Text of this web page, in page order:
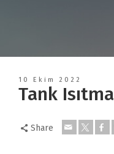
10 Ekim 2022
Tank Isıtma
Share